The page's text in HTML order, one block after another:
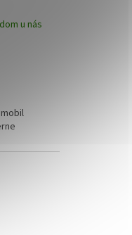
u nás